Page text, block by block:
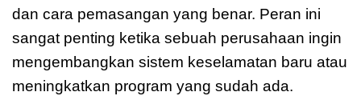
dan cara pemasangan yang benar. Peran ini
sangat penting ketika sebuah perusahaan ingin
mengembangkan sistem keselamatan baru atau
meningkatkan program yang sudah ada.